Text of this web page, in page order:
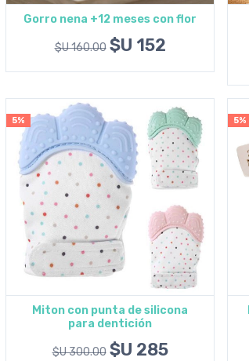
Agregar al carrito
Gorro nena +12 meses con flor
$U 160.00 $U 152
5%
Agregar al carrito
Miton con punta de silicona
para dentición
$U 300.00 $U 285
5%